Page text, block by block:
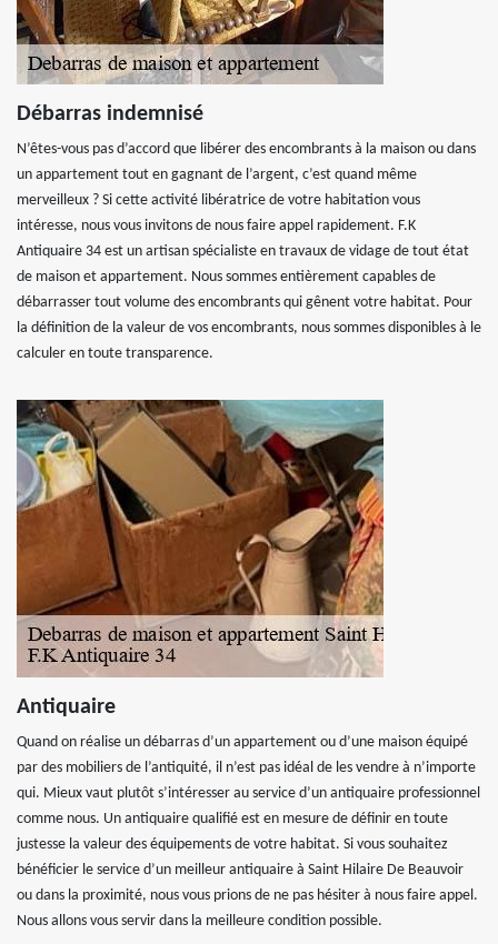
Débarras indemnisé
N’êtes-vous pas d’accord que libérer des encombrants à la maison ou dans
un appartement tout en gagnant de l’argent, c’est quand même
merveilleux ? Si cette activité libératrice de votre habitation vous
intéresse, nous vous invitons de nous faire appel rapidement. F.K
Antiquaire 34 est un artisan spécialiste en travaux de vidage de tout état
de maison et appartement. Nous sommes entièrement capables de
débarrasser tout volume des encombrants qui gênent votre habitat. Pour
la définition de la valeur de vos encombrants, nous sommes disponibles à le
calculer en toute transparence.
Antiquaire
Quand on réalise un débarras d’un appartement ou d’une maison équipé
par des mobiliers de l’antiquité, il n’est pas idéal de les vendre à n’importe
qui. Mieux vaut plutôt s’intéresser au service d’un antiquaire professionnel
comme nous. Un antiquaire qualifié est en mesure de définir en toute
justesse la valeur des équipements de votre habitat. Si vous souhaitez
bénéficier le service d’un meilleur antiquaire à Saint Hilaire De Beauvoir
ou dans la proximité, nous vous prions de ne pas hésiter à nous faire appel.
Nous allons vous servir dans la meilleure condition possible.